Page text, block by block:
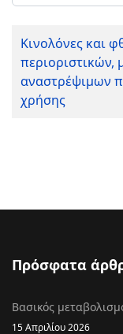
Κινολόνες και
περιοριστικών,
αναστρέψιμων
χρήσης
Πρόσφατα
Βασικός
15 Απριλίου 2026